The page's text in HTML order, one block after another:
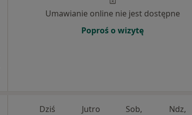
Umawianie online nie jest dostępne
Poproś o wizytę
Dziś Jutro Sob, Ndz,